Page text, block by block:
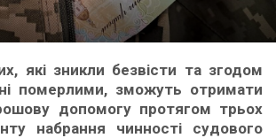
які зникли безвісти та згодом
померлими, зможуть отримати
допомогу протягом трьох
набрання чинності судового